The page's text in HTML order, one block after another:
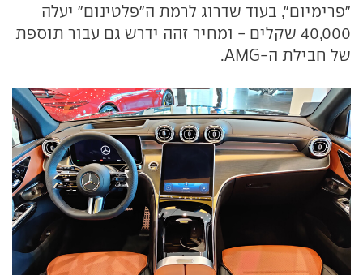
"פרימיום", בעוד שדרוג לרמת ה"פלטינום" יעלה
40,000 שקלים - ומחיר זהה ידרש גם עבור תוספת
של חבילת ה-AMG.